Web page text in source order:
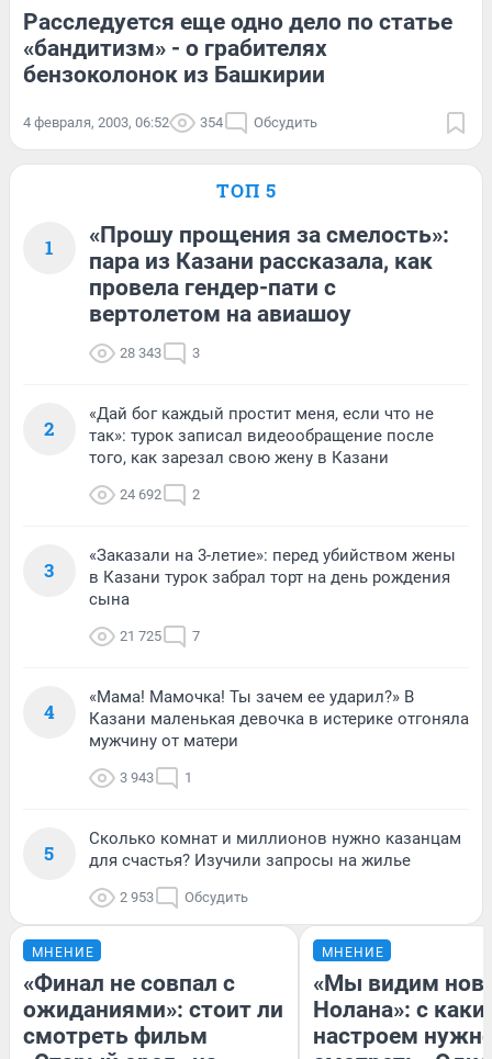
Расследуется еще одно дело по статье
«бандитизм» - о грабителях
бензоколонок из Башкирии
4 февраля, 2003, 06:52 354 Обсудить
ТОП 5
1
«Прошу прощения за смелость»:
пара из Казани рассказала, как
провела гендер-пати с
вертолетом на авиашоу
28 343 3
2
«Дай бог каждый простит меня, если что не
так»: турок записал видеообращение после
того, как зарезал свою жену в Казани
24 692 2
3
«Заказали на 3-летие»: перед убийством жены
в Казани турок забрал торт на день рождения
сына
21 725 7
4
«Мама! Мамочка! Ты зачем ее ударил?» В
Казани маленькая девочка в истерике отгоняла
мужчину от матери
3 943 1
5
Сколько комнат и миллионов нужно казанцам
для счастья? Изучили запросы на жилье
2 953 Обсудить
МНЕНИЕ
«Финал не совпал с
ожиданиями»: стоит ли
смотреть фильм
МНЕНИЕ
«Мы видим
Нолана»: с
настроем